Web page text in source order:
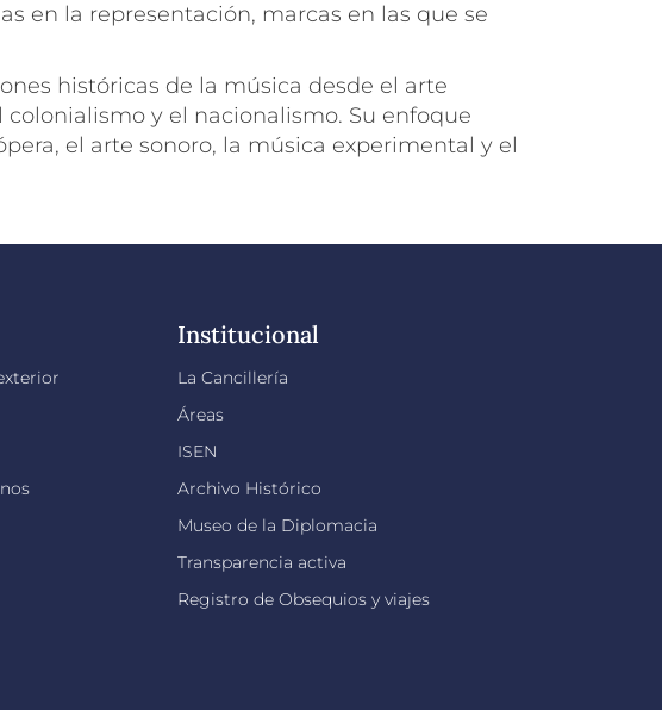
en la representación, marcas en las que se
históricas de la música desde el arte
y el nacionalismo. Su enfoque
el arte sonoro, la música experimental y el
Institucional
La Cancillería
Áreas
ISEN
Archivo Histórico
Museo de la Diplomacia
Transparencia activa
Registro de Obsequios y viajes